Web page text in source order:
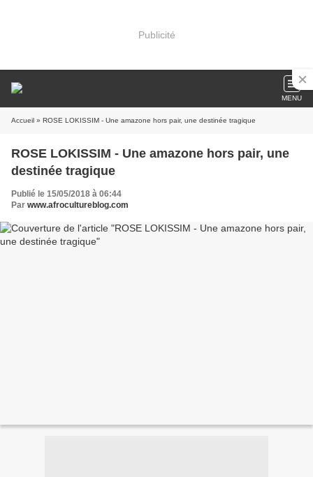
Publicité
MENU
Accueil » ROSE LOKISSIM - Une amazone hors pair, une destinée tragique
ROSE LOKISSIM - Une amazone hors pair, une
destinée tragique
Publié le 15/05/2018 à 06:44
Par www.afrocultureblog.com